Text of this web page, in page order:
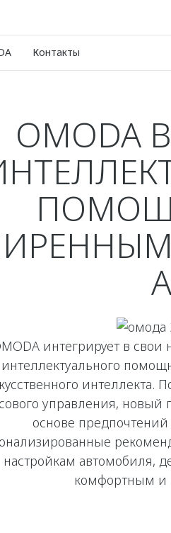
Контакты
OMODA
интегрирует в
интеллектуального
управления,
основе
настройкам автомобиля,
комфортным и